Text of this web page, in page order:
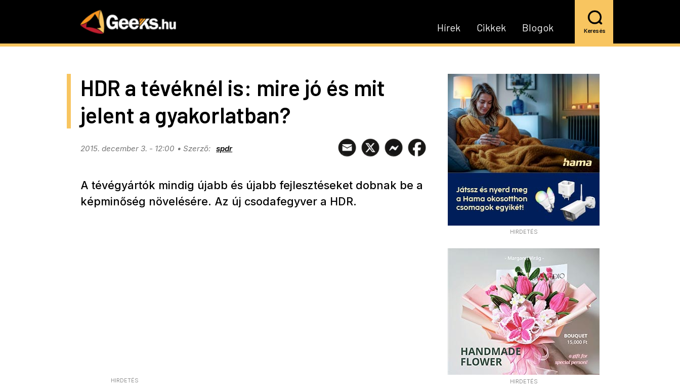
Blogok
Cikkek
Hírek Keresés
HIRDETÉS
HIRDETÉS
HDR a tévéknél is: mire jó és mit
jelent a gyakorlatban?
2015. december 3. - 12:00 spdr
A tévégyártók mindig újabb és újabb fejlesztéseket dobnak be a
képminőség növelésére. Az új csodafegyver a HDR.
HIRDETÉS